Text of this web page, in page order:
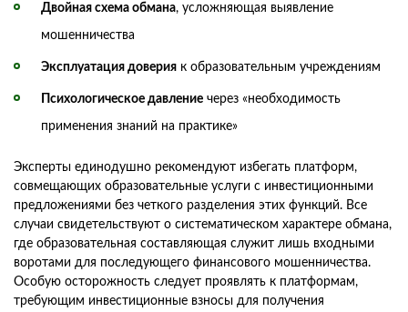
Двойная схема обмана, усложняющая выявление
мошенничества
Эксплуатация доверия к образовательным учреждениям
Психологическое давление через «необходимость
применения знаний на практике»
Эксперты единодушно рекомендуют избегать платформ,
совмещающих образовательные услуги с инвестиционными
предложениями без четкого разделения этих функций. Все
случаи свидетельствуют о систематическом характере обмана,
где образовательная составляющая служит лишь входными
воротами для последующего финансового мошенничества.
Особую осторожность следует проявлять к платформам,
требующим инвестиционные взносы для получения